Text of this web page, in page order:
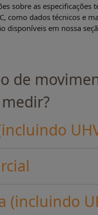
sobre as especificações
como dados técnicos e
disponíveis em nossa
de
(incluindo